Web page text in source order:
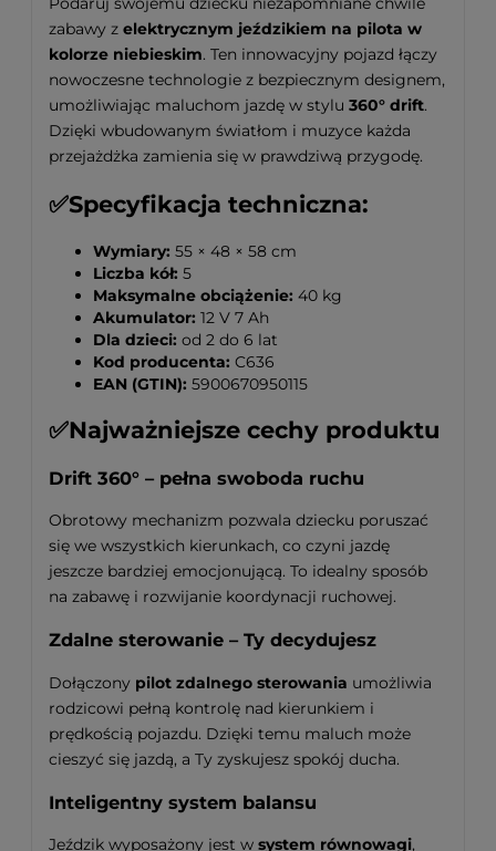
zabawy z elektrycznym jeździkiem na pilota w
kolorze niebieskim. Ten innowacyjny pojazd łączy
nowoczesne technologie z bezpiecznym designem,
umożliwiając maluchom jazdę w stylu 360° drift.
Dzięki wbudowanym światłom i muzyce każda
przejażdżka zamienia się w prawdziwą przygodę.
✅Specyfikacja techniczna:
Wymiary: 55 × 48 × 58 cm
Liczba kół: 5
Maksymalne obciążenie: 40 kg
Akumulator: 12 V 7 Ah
Dla dzieci: od 2 do 6 lat
Kod producenta: C636
EAN (GTIN): 5900670950115
✅Najważniejsze cechy produktu
Drift 360° – pełna swoboda ruchu
Obrotowy mechanizm pozwala dziecku poruszać
się we wszystkich kierunkach, co czyni jazdę
jeszcze bardziej emocjonującą. To idealny sposób
na zabawę i rozwijanie koordynacji ruchowej.
Zdalne sterowanie – Ty decydujesz
Dołączony pilot zdalnego sterowania umożliwia
rodzicowi pełną kontrolę nad kierunkiem i
prędkością pojazdu. Dzięki temu maluch może
cieszyć się jazdą, a Ty zyskujesz spokój ducha.
Inteligentny system balansu
Jeździk wyposażony jest w system równowagi,